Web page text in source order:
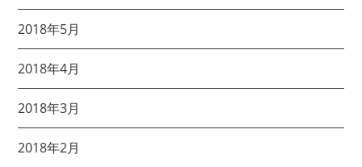
2018年5月
2018年4月
2018年3月
2018年2月